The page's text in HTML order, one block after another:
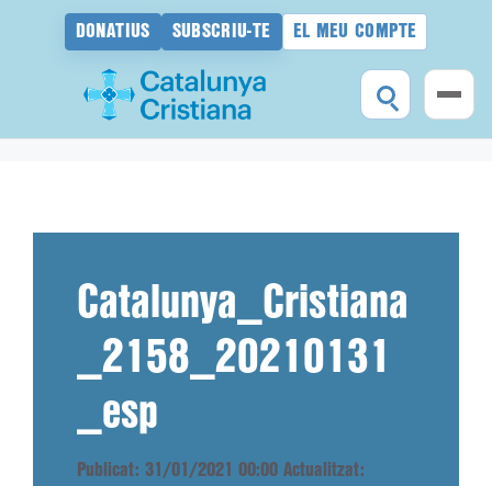
DONATIUS SUBSCRIU-TE EL MEU COMPTE
Catalunya_Cristiana
_2158_20210131
_esp
Publicat: 31/01/2021 00:00 Actualitzat: